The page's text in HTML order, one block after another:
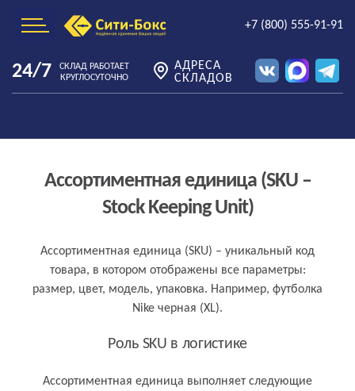
+7 (800) 555-91-91
24/7
СКЛАД РАБОТАЕТ
КРУГЛОСУТОЧНО
АДРЕСА
СКЛАДОВ
Ассортиментная единица (SKU –
Stock Keeping Unit)
Ассортиментная единица (SKU) – уникальный код
товара, в котором отображены все параметры:
размер, цвет, модель, упаковка. Например, футболка
Nike черная (XL).
Роль SKU в логистике
Ассортиментная единица выполняет следующие